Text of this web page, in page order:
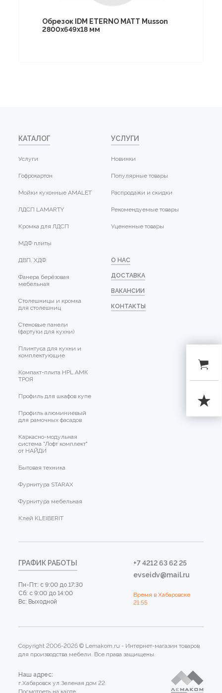
Обрезок IDM ETERNO MATT Musson
2800x649x18 мм
КАТАЛОГ
Услуги
Гофрокартон
Мойки кухонные AMALET
ЛДСП LAMARTY
Кромка для ЛДСП
МДФ плиты
ДВП, ХДФ
Фанера берёзовая
мебельная
Столешницы и кромка
для столешниц
Стеновые панели
(фартуки для кухни)
Плинтуса для кухни и
комплектующие
Компакт-плита HPL АМК
ТРОЯ
Профиль для шкафов купе
Профиль алюминиевый
для рамочных фасадов
Каркасно-модульная
система "Лофт комплект"
от НАЙДИ
Бытовая техника
Фурнитура STARAX
Фурнитура мебельная
Клей KLEIBERIT
УСЛУГИ
Новинки
Популярные товары
Распродажи и скидки
Рекомендуемые товары
Уцененные товары
О НАС
ДОСТАВКА
ВАКАНСИИ
КОНТАКТЫ
ГРАФИК РАБОТЫ
Пн-Пт: с 9:00 до 17:30
Сб: с 9:00 до 14:00
Вс: Выходной
+7 4212 63 62 25
evseidv@mail.ru
Время в Хабаровске
21:55
Copyright 2006-2026 © Lemakom.ru - Интернет-магазин товаров
для производства мебели. Все права защищены.
Наш адрес:
г.Хабаровск ул.Зеленая дом 22.
Посмотреть на карте